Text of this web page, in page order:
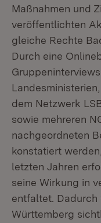
Maßnahmen und
veröffentlichten
gleiche Rechte
Durch eine
dem Netzwerk
sowie mehreren
nachgeordneten
konstatiert
letzten Jahren
seine Wirkung in
entfaltet.
Württemberg